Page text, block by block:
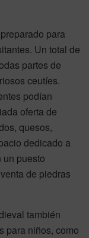
para
Un total de
partes de
ceutíes.
podían
oferta de
quesos,
dedicado a
puesto
de piedras
también
para niños, como